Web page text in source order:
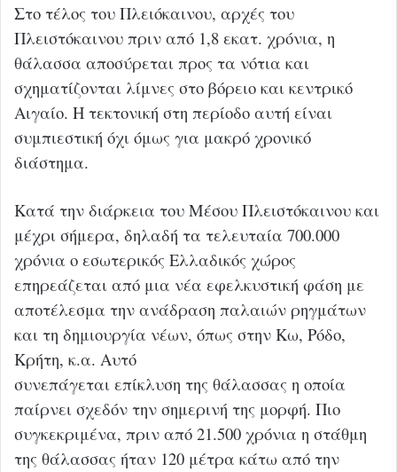
Στο τέλος του Πλειόκαινου, αρχές του
Πλειστόκαινου πριν από 1,8 εκατ. χρόνια, η
θάλασσα αποσύρεται προς τα νότια και
σχηματίζονται λίμνες στο βόρειο και κεντρικό
Αιγαίο. Η τεκτονική στη περίοδο αυτή είναι
συμπιεστική όχι όμως για μακρό χρονικό
διάστημα.
Κατά την διάρκεια του Μέσου Πλειστόκαινου και
μέχρι σήμερα, δηλαδή τα τελευταία 700.000
χρόνια ο εσωτερικός Ελλαδικός χώρος
επηρεάζεται από μια νέα εφελκυστική φάση με
αποτέλεσμα την ανάδραση παλαιών ρηγμάτων
και τη δημιουργία νέων, όπως στην Κω, Ρόδο,
Κρήτη, κ.α. Αυτό
συνεπάγεται επίκλυση της θάλασσας η οποία
παίρνει σχεδόν την σημερινή της μορφή. Πιο
συγκεκριμένα, πριν από 21.500 χρόνια η στάθμη
της θάλασσας ήταν 120 μέτρα κάτω από την